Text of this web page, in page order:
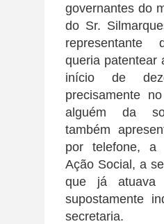
governantes do
do Sr.
representante
queria patentear
início de
precisamente
alguém da
também
por telefone, a
Ação Social, a
que já
supostamente
secretaria.